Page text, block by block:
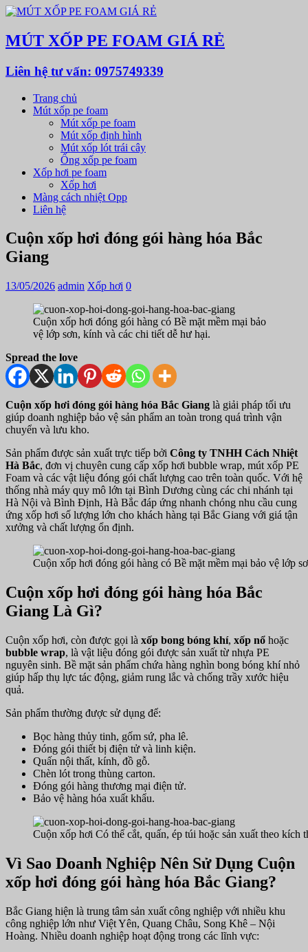
MÚT XỐP PE FOAM GIÁ RẺ
Liên hệ tư vấn: 0975749339
Trang chủ
Mút xốp pe foam
Mút xốp pe foam
Mút xốp định hình
Mút xốp lót trái cây
Ống xốp pe foam
Xốp hơi pe foam
Xốp hơi
Màng cách nhiệt Opp
Liên hệ
Cuộn xốp hơi đóng gói hàng hóa Bắc
Giang
13/05/2026 admin Xốp hơi 0
Cuộn xốp hơi đóng gói hàng có Bề mặt mềm mại bảo
vệ lớp sơn, kính và các chi tiết dễ hư hại.
Spread the love
Cuộn xốp hơi đóng gói hàng hóa Bắc Giang là giải pháp tối ưu
giúp doanh nghiệp bảo vệ sản phẩm an toàn trong quá trình vận
chuyển và lưu kho.
Sản phẩm được sản xuất trực tiếp bởi Công ty TNHH Cách Nhiệt
Hà Bắc, đơn vị chuyên cung cấp xốp hơi bubble wrap, mút xốp PE
Foam và các vật liệu đóng gói chất lượng cao trên toàn quốc. Với hệ
thống nhà máy quy mô lớn tại Bình Dương cùng các chi nhánh tại
Hà Nội và Bình Định, Hà Bắc đáp ứng nhanh chóng nhu cầu cung
ứng xốp hơi số lượng lớn cho khách hàng tại Bắc Giang với giá tận
xưởng và chất lượng ổn định.
Cuộn xốp hơi đóng gói hàng có Bề mặt mềm mại bảo vệ lớp
Cuộn xốp hơi đóng gói hàng hóa Bắc
Giang Là Gì?
Cuộn xốp hơi, còn được gọi là xốp bong bóng khí, xốp nổ hoặc
bubble wrap, là vật liệu đóng gói được sản xuất từ nhựa PE
nguyên sinh. Bề mặt sản phẩm chứa hàng nghìn bong bóng khí nhỏ
giúp hấp thụ lực tác động, giảm rung lắc và chống trầy xước hiệu
quả.
Sản phẩm thường được sử dụng để:
Bọc hàng thủy tinh, gốm sứ, pha lê.
Đóng gói thiết bị điện tử và linh kiện.
Quấn nội thất, kính, đồ gỗ.
Chèn lót trong thùng carton.
Đóng gói hàng thương mại điện tử.
Bảo vệ hàng hóa xuất khẩu.
Cuộn xốp hơi Có thể cắt, quấn, ép túi hoặc sản xuất theo kích
Vì Sao Doanh Nghiệp Nên Sử Dụng Cuộn
xốp hơi đóng gói hàng hóa Bắc Giang?
Bắc Giang hiện là trung tâm sản xuất công nghiệp với nhiều khu
công nghiệp lớn như Việt Yên, Quang Châu, Song Khê – Nội
Hoàng. Nhiều doanh nghiệp hoạt động trong các lĩnh vực: